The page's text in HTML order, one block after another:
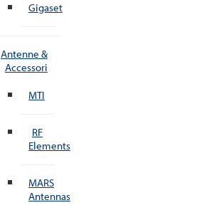
Gigaset
Antenne &
Accessori
MTI
RF
Elements
MARS
Antennas